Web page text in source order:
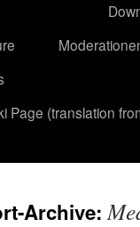
Page (translation
Archive: